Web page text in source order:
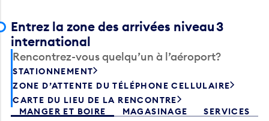
Entrez la zone des arrivées niveau 3
international
Rencontrez-vous quelqu’un à l’aéroport?
STATIONNEMENT
ZONE D’ATTENTE DU TÉLÉPHONE CELLULAIRE
CARTE DU LIEU DE LA RENCONTRE
MANGER ET BOIRE
MAGASINAGE SERVICES